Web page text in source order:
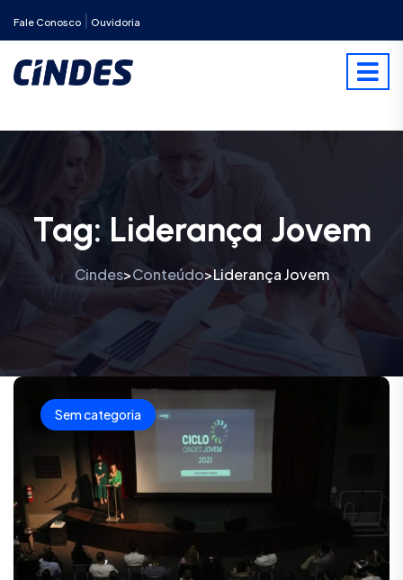
Fale Conosco Ouvidoria
Tag: Liderança Jovem
Cindes>Conteúdo>Liderança Jovem
Sem categoria